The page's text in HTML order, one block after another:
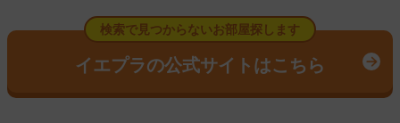
検索で見つからないお部屋探します
イエプラの公式サイトはこちら